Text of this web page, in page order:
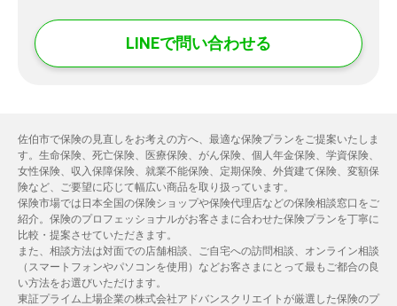
LINEで問い合わせる
佐伯市で保険の見直しをお考えの方へ、最適な保険プランをご提案いたしま
す。生命保険、死亡保険、医療保険、がん保険、個人年金保険、学資保険、
女性保険、収入保障保険、就業不能保険、定期保険、外貨建て保険、変額保
険など、ご要望に応じて幅広い商品を取り扱っています。
保険市場では日本全国の保険ショップや保険代理店などの保険相談窓口をご
紹介。保険のプロフェッショナルがお客さまに合わせた保険プランを丁寧に
比較・提案させていただきます。
また、相談方法は対面での店舗相談、ご自宅への訪問相談、オンライン相談
（スマートフォンやパソコンを使用）などお客さまにとって最もご都合の良
い方法をお選びいただけます。
東証プライム上場企業の株式会社アドバンスクリエイトが厳選した保険のプ